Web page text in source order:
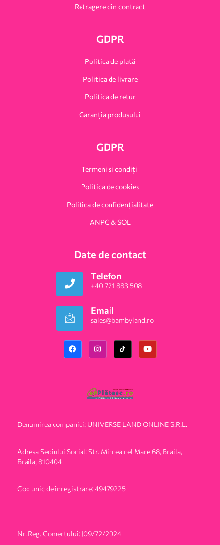
Retragere din contract
GDPR
Politica de plată
Politica de livrare
Politica de retur
Garanția produsului
GDPR
Termeni și condiții
Politica de cookies
Politica de confidențialitate
ANPC & SOL
Date de contact
Telefon
+40 721 883 508
Email
sales@bambyland.ro​
Denumirea companiei: UNIVERSE LAND ONLINE S.R.L.
Adresa Sediului Social: Str. Mircea cel Mare 68, Braila,
Braila, 810404
Cod unic de inregistrare: 49479225
Nr. Reg. Comertului: J09/72/2024